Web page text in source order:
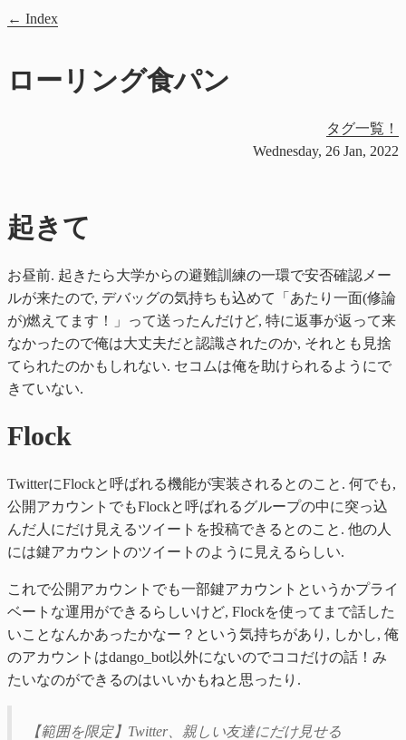
Index
ローリング食パン
タグ一覧！
Wednesday, 26 Jan, 2022
起きて
お昼前. 起きたら大学からの避難訓練の一環で安否確認メー
ルが来たので, デバッグの気持ちも込めて「あたり一面(修論
が)燃えてます！」って送ったんだけど, 特に返事が返って来
なかったので俺は大丈夫だと認識されたのか, それとも見捨
てられたのかもしれない. セコムは俺を助けられるようにで
きていない.
Flock
TwitterにFlockと呼ばれる機能が実装されるとのこと. 何でも,
公開アカウントでもFlockと呼ばれるグループの中に突っ込
んだ人にだけ見えるツイートを投稿できるとのこと. 他の人
には鍵アカウントのツイートのように見えるらしい.
これで公開アカウントでも一部鍵アカウントというかプライ
ベートな運用ができるらしいけど, Flockを使ってまで話した
いことなんかあったかなー？という気持ちがあり, しかし, 俺
のアカウントはdango_bot以外にないのでココだけの話！み
たいなのができるのはいいかもねと思ったり.
【範囲を限定】Twitter、親しい友達にだけ見せる